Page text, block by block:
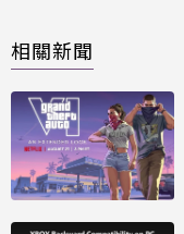
相關新聞